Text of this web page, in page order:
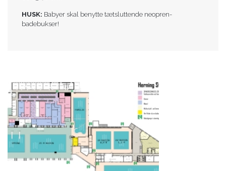
HUSK: Babyer skal benytte tætsluttende neopren-
badebukser!